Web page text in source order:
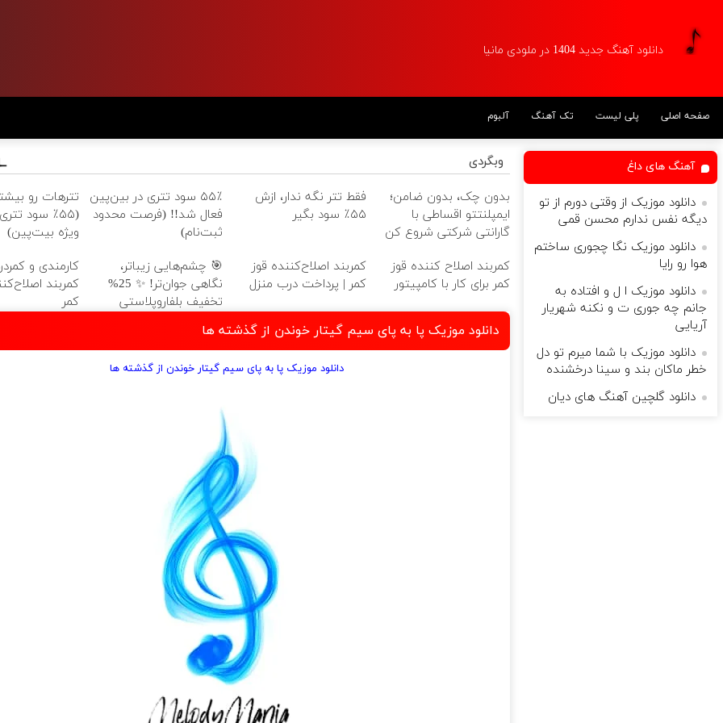
دانلود آهنگ جدید 1404 در ملودی مانیا
صفحه اصلی پلی لیست تک آهنگ آلبوم
وبگردی
بدون چک، بدون ضامن؛
ایمپلنتتو اقساطی با
گارانتی شرکتی شروع کن
فقط تتر نگه ندار، ازش
۵۵٪ سود بگیر
۵۵٪ سود تتری در بین‌پین
فعال شد!! (فرصت محدود
ثبت‌نام)
تترهات رو
(۵۵٪ سود
ویژه بیت‌پین)
کمربند اصلاح کننده قوز
کمر برای کار با کامپیتور
کمربند اصلاح‌کننده قوز
کمر | پرداخت درب منزل
🎯 چشم‌هایی زیباتر،
نگاهی جوان‌تر! ✨ 25%
تخفیف بلفاروپلاستی
کارمندی و
کمربند
کمر
دانلود موزیک پا به پای سیم گیتار خوندن از گذشته ها
دانلود موزیک پا به پای سیم گیتار خوندن از گذشته ها
آهنگ های داغ
دانلود موزیک از وقتی دورم از تو
دیگه نفس ندارم محسن قمی
دانلود موزیک نگا چجوری ساختم
هوا رو رایا
دانلود موزیک ا ل و افتاده به
جانم چه جوری ت و نکنه شهریار
آریایی
دانلود موزیک با شما میرم تو دل
خطر ماکان بند و سینا درخشنده
دانلود گلچین آهنگ های دیان